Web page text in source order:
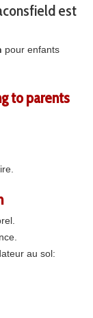
est
pour enfants
au sol: